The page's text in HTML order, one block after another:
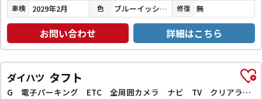
車検 2029年2月 色 ブルーイッシュブラック 修復 無
お問い合わせ 詳細はこちら
ダイハツ タフト
G 電子パーキング ETC 全周囲カメラ ナビ TV クリアランスソナー 衝突被害軽減システム スマートキー アイドリングストップ 電動格納ミラー シートヒーター サンルーフ CVT ABS ESC